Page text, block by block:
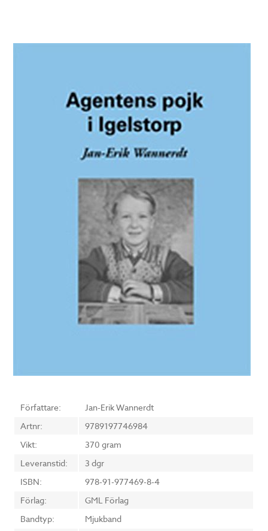
Författare:
Jan-Erik Wannerdt
Artnr:
9789197746984
Vikt:
370 gram
Leveranstid:
3 dgr
ISBN:
978-91-977469-8-4
Förlag:
GML Förlag
Bandtyp:
Mjukband